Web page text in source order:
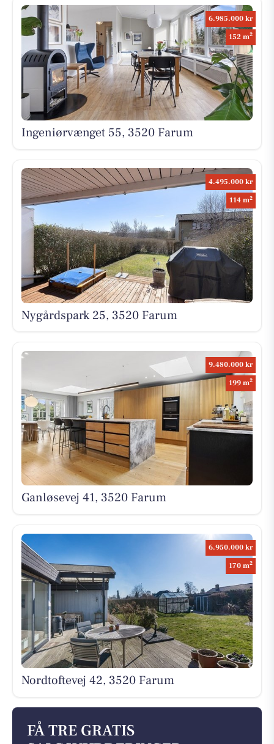
6.985.000 kr
152 m2
Ingeniørvænget 55, 3520 Farum
4.495.000 kr
114 m2
Nygårdspark 25, 3520 Farum
9.480.000 kr
199 m2
Ganløsevej 41, 3520 Farum
6.950.000 kr
170 m2
Nordtoftevej 42, 3520 Farum
FÅ TRE GRATIS